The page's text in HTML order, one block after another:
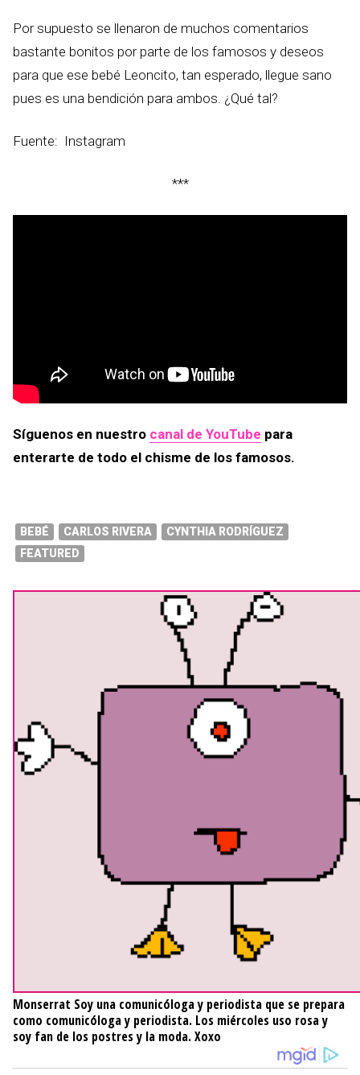
Por supuesto se llenaron de muchos comentarios
bastante bonitos por parte de los famosos y deseos
para que ese bebé Leoncito, tan esperado, llegue sano
pues es una bendición para ambos. ¿Qué tal?
Fuente: Instagram
***
Síguenos en nuestro canal de YouTube para
enterarte de todo el chisme de los famosos.
BEBÉ CARLOS RIVERA
CYNTHIA RODRÍGUEZ
FEATURED
Monserrat Soy una comunicóloga y periodista que se prepara
como comunicóloga y periodista. Los miércoles uso rosa y
soy fan de los postres y la moda. Xoxo